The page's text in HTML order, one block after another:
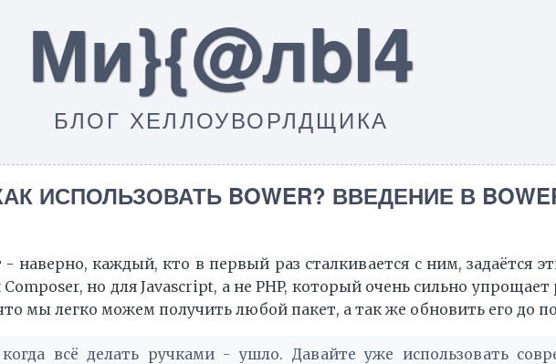
Ми}{@лbI4
БЛОГ ХЕЛЛОУВОРЛДЩИКА
ИСПОЛЬЗОВАТЬ BOWER? ВВЕДЕНИЕ В
наверно, каждый, кто в первый раз сталкивается с ним, задаётся
но для Javascript, а не PHP, который очень сильно упрощает
мы легко можем получить любой пакет, а так же обновить его до
всё делать ручками - ушло. Давайте уже использовать